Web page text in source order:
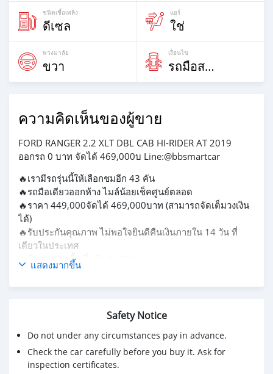
ชนิดเชื้อเพลิง
ดีเซล
แอร์
ใช่
พวงมาลัย
ขวา
เงื่อนไข
รถมือสอง
ความคิดเห็นของผู้ขาย
FORD RANGER 2.2 XLT DBL CAB HI-RIDER AT 2019
ออกรถ 0 บาท จัดได้ 469,000บ Line:@bbsmartcar
🔥เรามีรถรุ่นนี้ให้เลือกชมอีก 43 คัน
🔥รถมือเดียวออกห้าง ไมล์น้อยเช็คศูนย์ตลอด
🔥ราคา 449,000จัดได้ 469,000บาท (สามารถจัดเต็มวงเงิน
ได้)
🔥รับประกันคุณภาพ ไม่พอใจยินดีคืนเงินภายใน 14 วัน ที่
เดียวในประเทศ
🔥พิเศษดอกเบี้ยเริ่มต้น 1.29%
🔥จอง 199 บาท ส่งบัตรประชาชน รู้ผลพิจารณาภายใน 30
นาที ไม่ผ่านคืนเงินจองทุกกรณี
บริการ call center 24 ชม.
🔥BB Care Plus รับประกันหลังการขาย สูงสุด 2 ปี หรือ
20,000 km..
🔥มีรถให้เลือกมากกว่า 1,500 คัน
แสดงมากขึ้น
Safety Notice
Do not under any circumstances pay in advance.
Check the car carefully before you buy it. Ask for
inspection certificates.